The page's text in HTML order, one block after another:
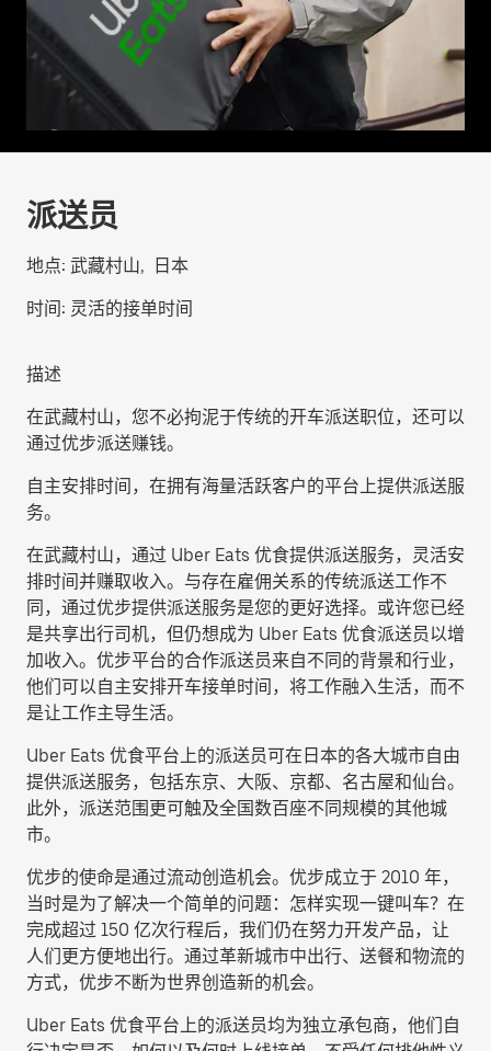
派送员
地点: 武藏村山, 日本
时间: 灵活的接单时间
描述
在武藏村山，您不必拘泥于传统的开车派送职位，还可以
通过优步派送赚钱。
自主安排时间，在拥有海量活跃客户的平台上提供派送服
务。
在武藏村山，通过 Uber Eats 优食提供派送服务，灵活安
排时间并赚取收入。与存在雇佣关系的传统派送工作不
同，通过优步提供派送服务是您的更好选择。或许您已经
是共享出行司机，但仍想成为 Uber Eats 优食派送员以增
加收入。优步平台的合作派送员来自不同的背景和行业，
他们可以自主安排开车接单时间，将工作融入生活，而不
是让工作主导生活。
Uber Eats 优食平台上的派送员可在日本的各大城市自由
提供派送服务，包括东京、大阪、京都、名古屋和仙台。
此外，派送范围更可触及全国数百座不同规模的其他城
市。
优步的使命是通过流动创造机会。优步成立于 2010 年，
当时是为了解决一个简单的问题：怎样实现一键叫车？在
完成超过 150 亿次行程后，我们仍在努力开发产品，让
人们更方便地出行。通过革新城市中出行、送餐和物流的
方式，优步不断为世界创造新的机会。
Uber Eats 优食平台上的派送员均为独立承包商，他们自